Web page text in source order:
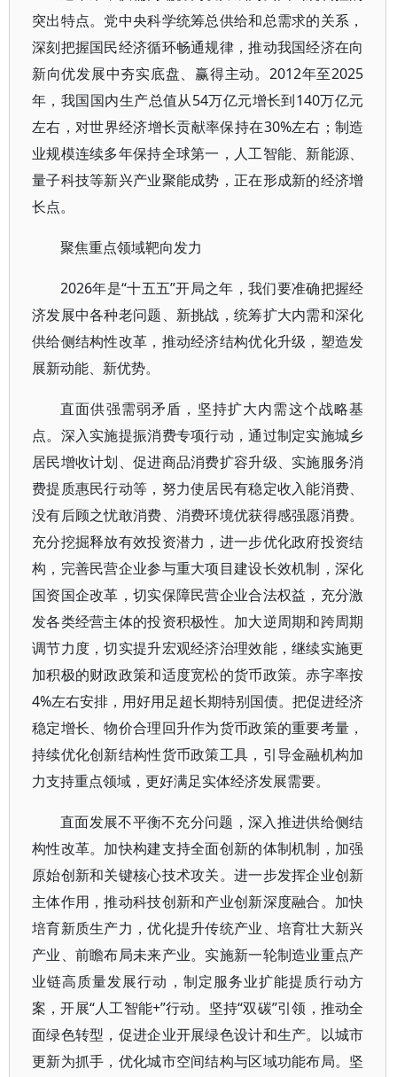
突出特点。党中央科学统筹总供给和总需求的关系，
深刻把握国民经济循环畅通规律，推动我国经济在向
新向优发展中夯实底盘、赢得主动。2012年至2025
年，我国国内生产总值从54万亿元增长到140万亿元
左右，对世界经济增长贡献率保持在30%左右；制造
业规模连续多年保持全球第一，人工智能、新能源、
量子科技等新兴产业聚能成势，正在形成新的经济增
长点。
聚焦重点领域靶向发力
2026年是“十五五”开局之年，我们要准确把握经
济发展中各种老问题、新挑战，统筹扩大内需和深化
供给侧结构性改革，推动经济结构优化升级，塑造发
展新动能、新优势。
直面供强需弱矛盾，坚持扩大内需这个战略基
点。深入实施提振消费专项行动，通过制定实施城乡
居民增收计划、促进商品消费扩容升级、实施服务消
费提质惠民行动等，努力使居民有稳定收入能消费、
没有后顾之忧敢消费、消费环境优获得感强愿消费。
充分挖掘释放有效投资潜力，进一步优化政府投资结
构，完善民营企业参与重大项目建设长效机制，深化
国资国企改革，切实保障民营企业合法权益，充分激
发各类经营主体的投资积极性。加大逆周期和跨周期
调节力度，切实提升宏观经济治理效能，继续实施更
加积极的财政政策和适度宽松的货币政策。赤字率按
4%左右安排，用好用足超长期特别国债。把促进经济
稳定增长、物价合理回升作为货币政策的重要考量，
持续优化创新结构性货币政策工具，引导金融机构加
力支持重点领域，更好满足实体经济发展需要。
直面发展不平衡不充分问题，深入推进供给侧结
构性改革。加快构建支持全面创新的体制机制，加强
原始创新和关键核心技术攻关。进一步发挥企业创新
主体作用，推动科技创新和产业创新深度融合。加快
培育新质生产力，优化提升传统产业、培育壮大新兴
产业、前瞻布局未来产业。实施新一轮制造业重点产
业链高质量发展行动，制定服务业扩能提质行动方
案，开展“人工智能+”行动。坚持“双碳”引领，推动全
面绿色转型，促进企业开展绿色设计和生产。以城市
更新为抓手，优化城市空间结构与区域功能布局。坚